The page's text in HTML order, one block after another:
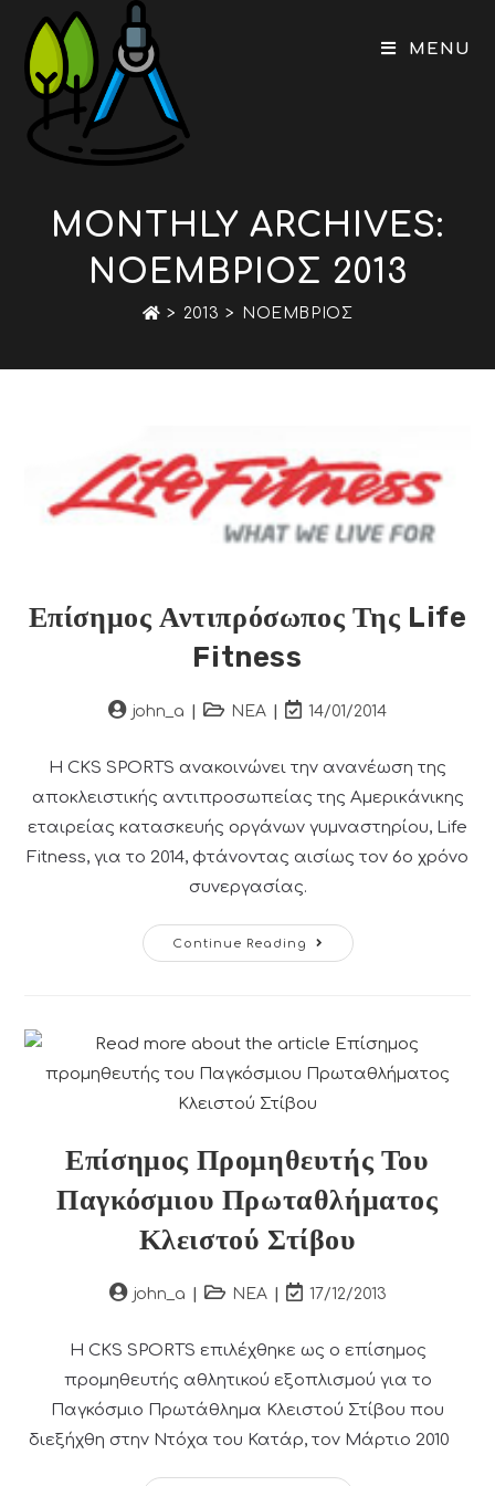
content
MENU
MONTHLY ARCHIVES:
ΝΟΈΜΒΡΙΟΣ 2013
> 2013 > ΝΟΈΜΒΡΙΟΣ
Επίσημος Αντιπρόσωπος Της Life
Fitness
Postjohn_a
PostΝΕΑ
Post14/01/2014
Η CKS SPORTS ανακοινώνει την ανανέωση της
αποκλειστικής αντιπροσωπείας της Αμερικάνικης
εταιρείας κατασκευής οργάνων γυμναστηρίου, Life
Fitness, για το 2014, φτάνοντας αισίως τον 6ο χρόνο
συνεργασίας.
Continue Reading
Επίσημος
Αντιπρόσωπος
Επίσημος Προμηθευτής Του
Παγκόσμιου Πρωταθλήματος
Κλειστού Στίβου
Postjohn_a
PostΝΕΑ
Post17/12/2013
Η CKS SPORTS επιλέχθηκε ως ο επίσημος
προμηθευτής αθλητικού εξοπλισμού για το
Παγκόσμιο Πρωτάθλημα Κλειστού Στίβου που
διεξήχθη στην Ντόχα του Κατάρ, τον Μάρτιο 2010